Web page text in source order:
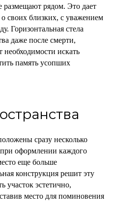
рядом. Это дает
своих близких, с уважением
Горизонтальная стела
даже после смерти,
искать
память усопших
сразу несколько
оформлении каждого
еще больше
конструкция решит эту
участок эстетично,
место для поминовения